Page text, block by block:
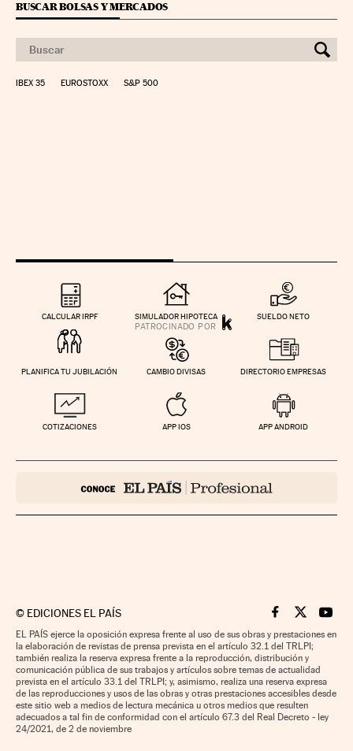
BUSCAR BOLSAS Y MERCADOS
IBEX 35 EUROSTOXX S&P 500
CALCULAR IRPF SIMULADOR HIPOTECA SUELDO NETO
PLANIFICA TU JUBILACIÓN CAMBIO DIVISAS DIRECTORIO EMPRESAS
COTIZACIONES APP IOS APP ANDROID
© EDICIONES EL PAÍS Cinco Días en
Cinco Días
Cinco
EL PAÍS ejerce la oposición expresa frente al uso de sus obras y prestaciones en
la elaboración de revistas de prensa prevista en el artículo 32.1 del TRLPI;
también realiza la reserva expresa frente a la reproducción, distribución y
comunicación pública de sus trabajos y artículos sobre temas de actualidad
prevista en el artículo 33.1 del TRLPI; y, asimismo, realiza una reserva expresa
de las reproducciones y usos de las obras y otras prestaciones accesibles desde
este sitio web a medios de lectura mecánica u otros medios que resulten
adecuados a tal fin de conformidad con el artículo 67.3 del Real Decreto - ley
24/2021, de 2 de noviembre